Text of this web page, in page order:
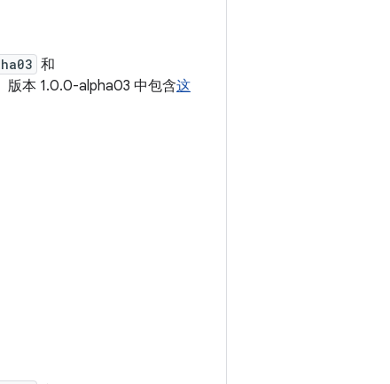
和
版本 1.0.0-alpha03 中包含这